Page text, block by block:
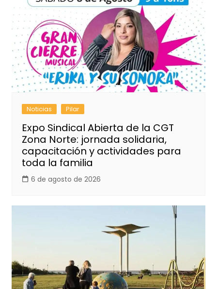
Noticias Pilar
Expo Sindical Abierta de la CGT
Zona Norte: jornada solidaria,
capacitación y actividades para
toda la familia
6 de agosto de 2026